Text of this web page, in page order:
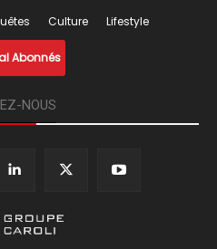
Culture Lifestyle
Abonnés
NOUS